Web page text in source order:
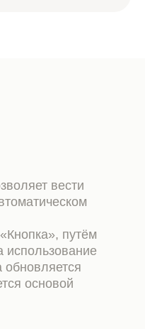
вести
путём
использование
основой